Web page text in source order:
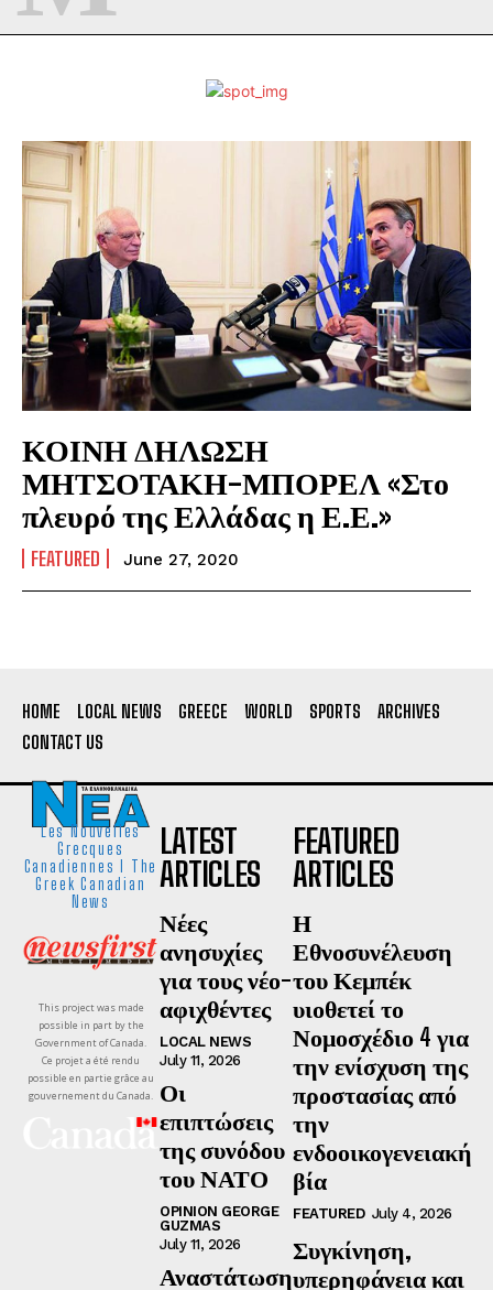
ΚΟΙΝΗ ΔΗΛΩΣΗ
ΜΗΤΣΟΤΑΚΗ-ΜΠΟΡΕΛ «Στο
πλευρό της Ελλάδας η Ε.Ε.»
FEATURED June 27, 2020
HOME LOCAL NEWS GREECE WORLD SPORTS
ARCHIVES
CONTACT US
Les Nouvelles
Grecques
Canadiennes I The
Greek Canadian
News
This project was made
possible in part by the
Government of Canada.
Ce projet a été rendu
possible en partie grâce au
gouvernement du Canada.
LATEST
ARTICLES
Νέες
ανησυχίες
για τους νέο-
αφιχθέντες
LOCAL NEWS
July 11, 2026
Οι
επιπτώσεις
της συνόδου
του ΝΑΤΟ
OPINION GEORGE
GUZMAS
July 11, 2026
Αναστάτωση
FEATURED
ARTICLES
Η
Εθνοσυνέλευση
του Κεμπέκ
υιοθετεί το
Νομοσχέδιο 4 για
την ενίσχυση της
προστασίας από
την
ενδοοικογενειακή
βία
FEATURED July 4, 2026
Συγκίνηση,
υπερηφάνεια και